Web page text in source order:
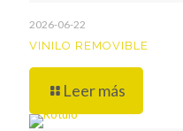
2026-06-22
VINILO REMOVIBLE
Leer más